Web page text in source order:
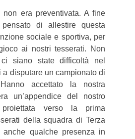
non era preventivata. A fine
di allestire questa
sociale e sportiva, per
ai nostri tesserati. Non
siano state difficoltà nel
disputare un campionato di
accettato la nostra
un’appendice del nostro
verso la prima
della squadra di Terza
anche qualche presenza in